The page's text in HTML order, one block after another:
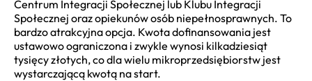
Centrum Integracji Społecznej lub Klubu Integracji
Społecznej oraz opiekunów osób niepełnosprawnych. To
bardzo atrakcyjna opcja. Kwota dofinansowania jest
ustawowo ograniczona i zwykle wynosi kilkadziesiąt
tysięcy złotych, co dla wielu mikroprzedsiębiorstw jest
wystarczającą kwotą na start.